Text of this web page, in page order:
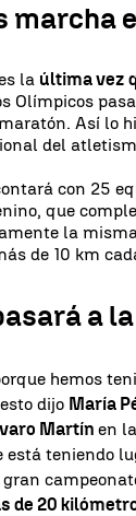
marcha
la última vez
Olímpicos
Así lo
del
con 25
que
la
de 10 km
a
hemos
dijo María
Martín en
está teniendo
de 20